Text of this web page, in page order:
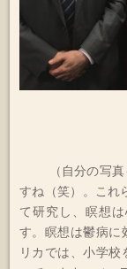
（自分の写
すね（笑）。これ
て研究し、瞑想
す。瞑想は鬱病に
リカでは、小学